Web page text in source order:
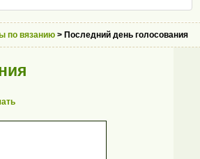
по вязанию > Последний день голосования